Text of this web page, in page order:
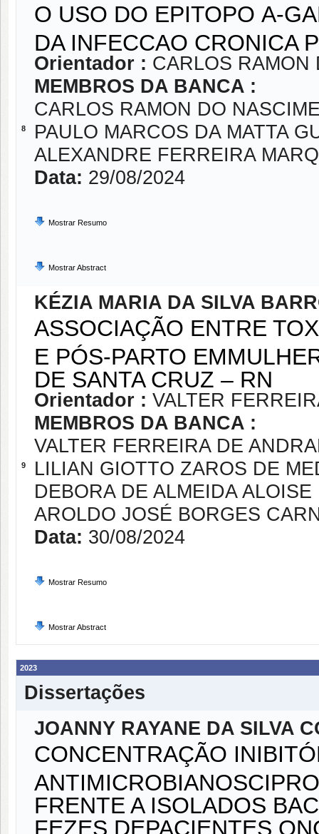
8
O USO DO EPITOPO Α-
DA INFECCAO CRONICA
Orientador : CARLOS RAMON
MEMBROS DA BANCA :
CARLOS RAMON DO
PAULO MARCOS DA MATTA
ALEXANDRE FERREIRA
Data: 29/08/2024
Mostrar Resumo
Mostrar Abstract
9
KÉZIA MARIA DA SILVA
ASSOCIAÇÃO ENTRE
E PÓS-PARTO
DE SANTA CRUZ – RN
Orientador : VALTER
MEMBROS DA BANCA :
VALTER FERREIRA DE
LILIAN GIOTTO ZAROS DE
DEBORA DE ALMEIDA ALOISE
AROLDO JOSÉ BORGES
Data: 30/08/2024
Mostrar Resumo
Mostrar Abstract
2023
Dissertações
JOANNY RAYANE DA SILVA
CONCENTRAÇÃO
FRENTE A ISOLADOS
FEZES DEPACIENTES